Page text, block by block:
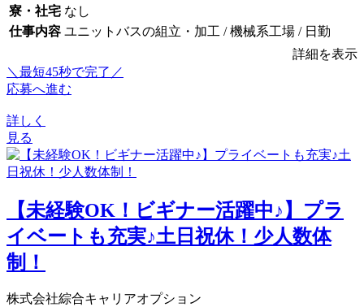
寮・社宅 なし
仕事内容 ユニットバスの組立・加工 / 機械系工場 / 日勤
詳細を表示
＼最短45秒で完了／
応募へ進む
詳しく
見る
【未経験OK！ビギナー活躍中♪】プラ
イベートも充実♪土日祝休！少人数体
制！
株式会社綜合キャリアオプション